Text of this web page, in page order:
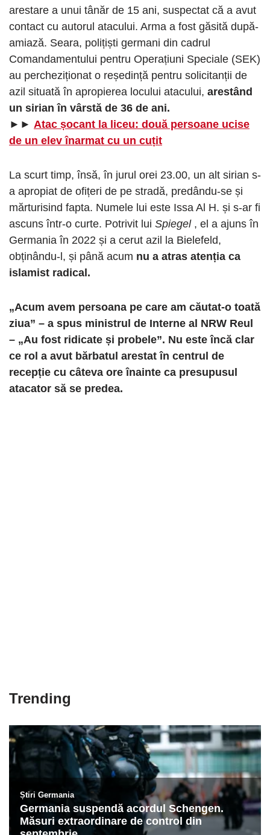
arestare a unui tânăr de 15 ani, suspectat că a avut
contact cu autorul atacului. Arma a fost găsită după-
amiază. Seara, polițiști germani din cadrul
Comandamentului pentru Operațiuni Speciale (SEK)
au percheziționat o reședință pentru solicitanții de
azil situată în apropierea locului atacului, arestând
un sirian în vârstă de 36 de ani.
►► Atac șocant la liceu: două persoane ucise
de un elev înarmat cu un cuțit
La scurt timp, însă, în jurul orei 23.00, un alt sirian s-
a apropiat de ofițeri de pe stradă, predându-se și
mărturisind fapta. Numele lui este Issa Al H. și s-ar fi
ascuns într-o curte. Potrivit lui Spiegel, el a ajuns în
Germania în 2022 și a cerut azil la Bielefeld,
obținându-l, și până acum nu a atras atenția ca
islamist radical.
„Acum avem persoana pe care am căutat-o ​​toată
ziua” – a spus ministrul de Interne al NRW Reul
– „Au fost ridicate și probele”. Nu este încă clar
ce rol a avut bărbatul arestat în centrul de
recepție cu câteva ore înainte ca presupusul
atacator să se predea.
Trending